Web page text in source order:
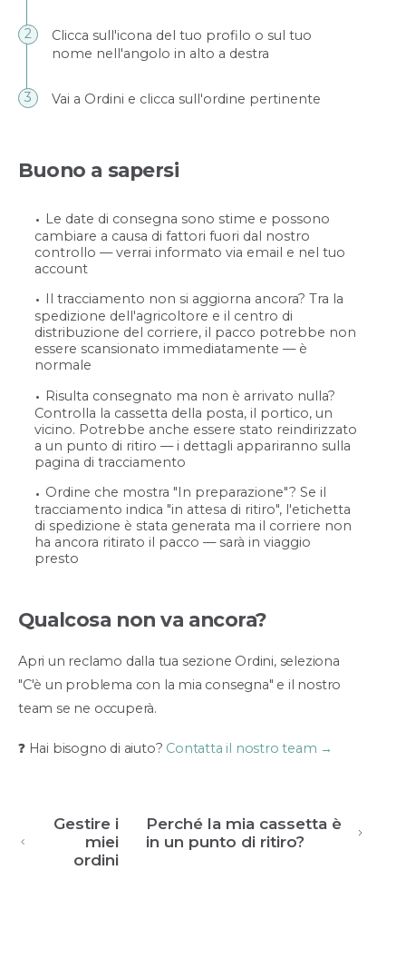
Clicca sull'icona del tuo profilo o sul tuo
nome nell'angolo in alto a destra
Vai a Ordini e clicca sull'ordine pertinente
Buono a sapersi
Le date di consegna sono stime e possono
cambiare a causa di fattori fuori dal nostro
controllo — verrai informato via email e nel tuo
account
Il tracciamento non si aggiorna ancora? Tra la
spedizione dell'agricoltore e il centro di
distribuzione del corriere, il pacco potrebbe non
essere scansionato immediatamente — è
normale
Risulta consegnato ma non è arrivato nulla?
Controlla la cassetta della posta, il portico, un
vicino. Potrebbe anche essere stato reindirizzato
a un punto di ritiro — i dettagli appariranno sulla
pagina di tracciamento
Ordine che mostra "In preparazione"? Se il
tracciamento indica "in attesa di ritiro", l'etichetta
di spedizione è stata generata ma il corriere non
ha ancora ritirato il pacco — sarà in viaggio
presto
Qualcosa non va ancora?
Apri un reclamo dalla tua sezione Ordini, seleziona
"C'è un problema con la mia consegna" e il nostro
team se ne occuperà.
❓ Hai bisogno di aiuto? Contatta il nostro team →
Gestire i
miei
ordini
Perché la mia cassetta è
in un punto di ritiro?